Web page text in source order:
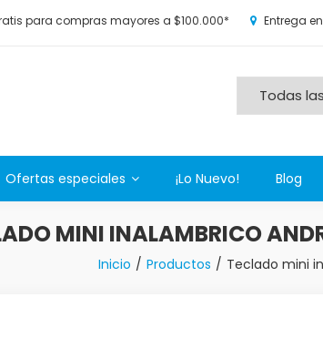
para compras mayores a $100.000* Entrega
Ofertas especiales ¡Lo Nuevo! Blog
MINI INALAMBRICO
Inicio Productos Teclado mini